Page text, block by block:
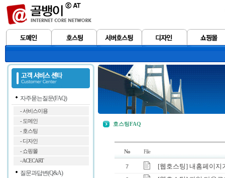
자주묻는질문(FAQ)
- 서비스이용
- 도메인
- 호스팅
- 디자인
- 쇼핑몰
- ACECART
질문과답변(Q&A)
호스팅FAQ
No File
7 [웹호스팅] 내홈페이지